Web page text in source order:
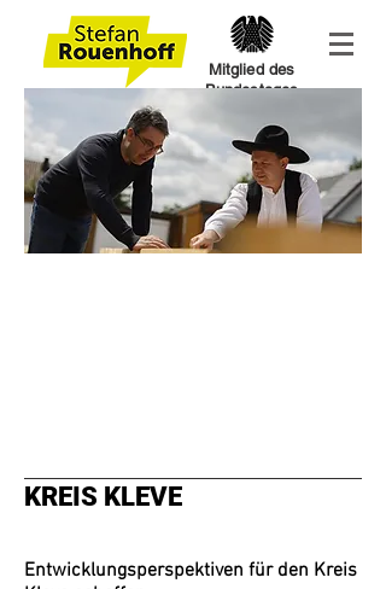
Mitglied des
Bundestages
KREIS KLEVE
Entwicklungsperspektiven für den Kreis